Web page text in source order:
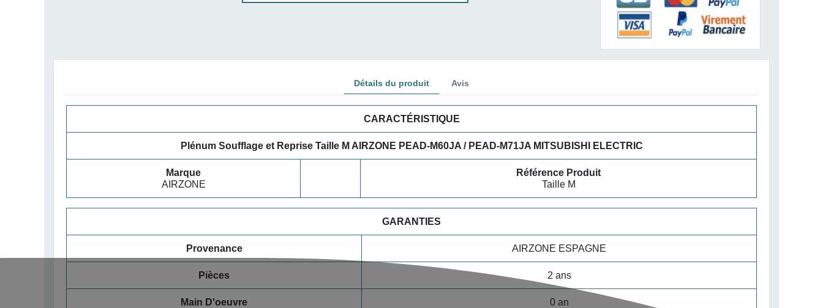
Détails du produit Avis
CARACTÉRISTIQUE
Plénum Soufflage et Reprise Taille M AIRZONE PEAD-M60JA / PEAD-M71JA MITSUBISHI ELECTRIC
Marque
AIRZONE
Référence Produit
Taille M
GARANTIES
Provenance AIRZONE ESPAGNE
Pièces 2 ans
Main D'oeuvre 0 an